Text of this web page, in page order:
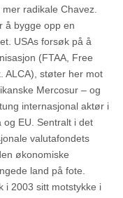
radikale Chavez.
å bygge opp en
USAs forsøk på å
(FTAA, Free
ALCA), støter her mot
Mercosur – og
internasjonal aktør i
og EU. Sentralt i det
valutafondets
økonomiske
land på fote.
i 2003 sitt motstykke i